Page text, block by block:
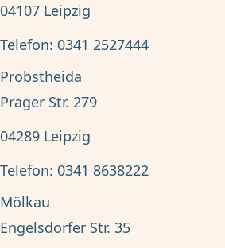
04107 Leipzig
Telefon: 0341 2527444
Probstheida
Prager Str. 279
04289 Leipzig
Telefon: 0341 8638222
Mölkau
Engelsdorfer Str. 35